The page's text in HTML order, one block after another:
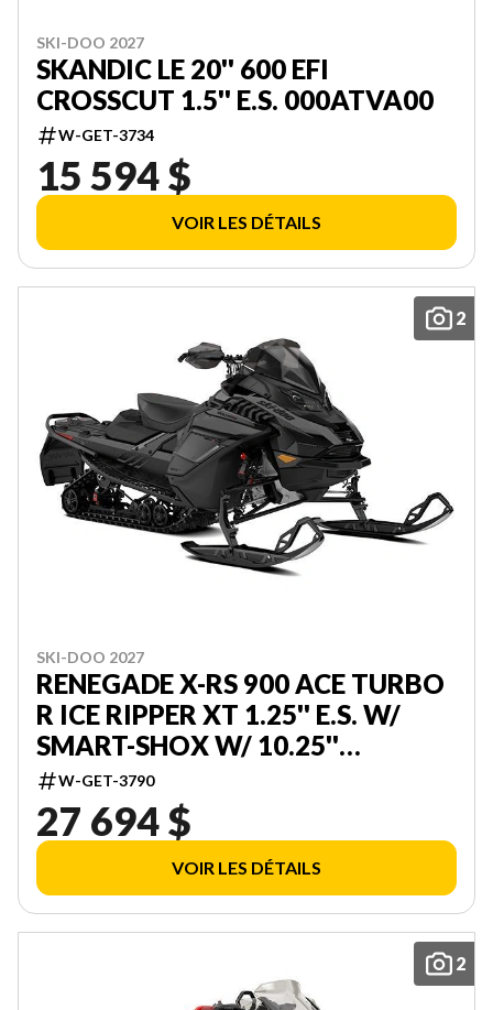
SKI-DOO 2027
SKANDIC LE 20'' 600 EFI
CROSSCUT 1.5'' E.S. 000ATVA00
W-GET-3734
15 594 $
VOIR LES DÉTAILS
2
SKI-DOO 2027
RENEGADE X-RS 900 ACE TURBO
R ICE RIPPER XT 1.25'' E.S. W/
SMART-SHOX W/ 10.25''
TOUCHSCREEN 000DAVJ00
W-GET-3790
27 694 $
VOIR LES DÉTAILS
2